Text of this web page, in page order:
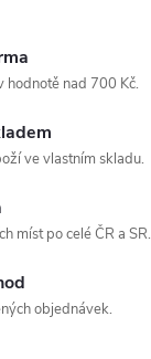
hodnotě nad 700 Kč.
ve vlastním skladu.
míst po celé ČR a SR.
objednávek.